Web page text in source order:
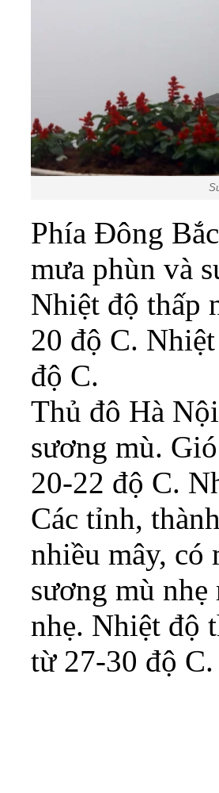
Phía Đông
mưa phùn và
Nhiệt độ thấp
20 độ C.
độ C.
Thủ đô Hà
sương mù.
20-22 độ C.
Các tỉnh,
nhiều mây, có
sương mù
nhẹ. Nhiệt độ
từ 27-30 độ C.